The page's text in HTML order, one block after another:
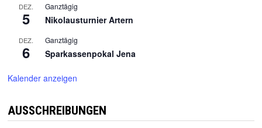
DEZ.
5
Ganztägig
Nikolausturnier Artern
DEZ.
6
Ganztägig
Sparkassenpokal Jena
Kalender anzeigen
AUSSCHREIBUNGEN